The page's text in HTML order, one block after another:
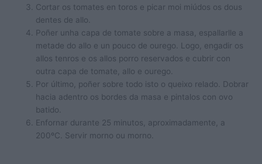
Cortar os tomates en toros e picar moi miúdos os dous
dentes de allo.
Poñer unha capa de tomate sobre a masa, espallarlle a
metade do allo e un pouco de ourego. Logo, engadir os
allos tenros e os allos porro reservados e cubrir con
outra capa de tomate, allo e ourego.
Por último, poñer sobre todo isto o queixo relado. Dobrar
hacia adentro os bordes da masa e pintalos con ovo
batido.
Enfornar durante 25 minutos, aproximadamente, a
200ºC. Servir morno ou morno.